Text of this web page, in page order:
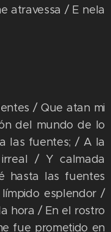
atravessa / E nela
/ Que atan mi
del mundo de lo
las fuentes; / A la
/ Y calmada
hasta las fuentes
esplendor /
hora / En el rostro
fue prometido en